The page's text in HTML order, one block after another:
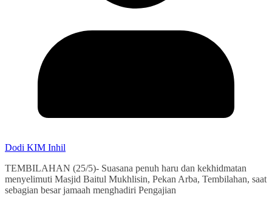
Dodi KIM Inhil
TEMBILAHAN (25/5)- Suasana penuh haru dan kekhidmatan
menyelimuti Masjid Baitul Mukhlisin, Pekan Arba, Tembilahan, saat
sebagian besar jamaah menghadiri Pengajian